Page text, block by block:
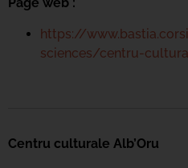
https://
sciences/centru-
Centru culturale Alb’Oru